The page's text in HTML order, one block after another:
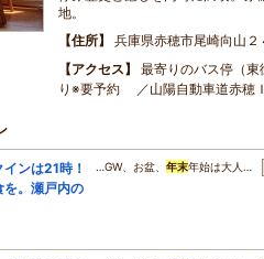
地。
住所
兵庫県赤穂市尾崎向山２
アクセス
最寄りのバス停（
り※要予約 ／山陽自動車道赤穂
ンは21時！
を。瀬戸内の
…GW、お盆、 年末年始は大人…